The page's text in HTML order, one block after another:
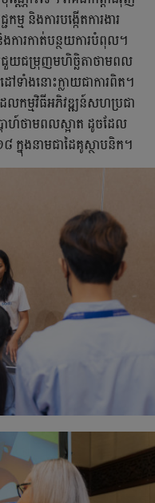
និងការបង្កើតការងារ
ការកាត់បន្ថយការបំពុល។
រជួយជម្រុញមហិច្ឆិតាថាមពល
ៅទាំងនោះក្លាយជាការពិត។
ម្មវិធីអភិវឌ្ឍន៍សហប្រជា
តាហ៍​ថាមពល​ស្អាត ដូចដែល
៨ ក្នុងនាមជា​ដៃគូ​ស្ថាបនិក។